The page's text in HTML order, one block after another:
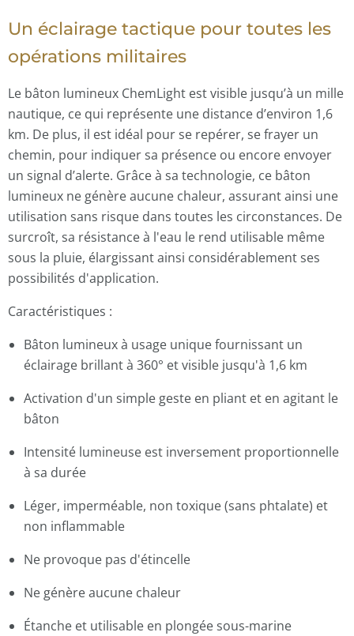
Un éclairage tactique pour toutes les
opérations militaires
Le bâton lumineux ChemLight est visible jusqu’à un mille
nautique, ce qui représente une distance d’environ 1,6
km. De plus, il est idéal pour se repérer, se frayer un
chemin, pour indiquer sa présence ou encore envoyer
un signal d’alerte. Grâce à sa technologie, ce bâton
lumineux ne génère aucune chaleur, assurant ainsi une
utilisation sans risque dans toutes les circonstances. De
surcroît, sa résistance à l'eau le rend utilisable même
sous la pluie, élargissant ainsi considérablement ses
possibilités d'application.
Caractéristiques :
Bâton lumineux à usage unique fournissant un
éclairage brillant à 360° et visible jusqu'à 1,6 km
Activation d'un simple geste en pliant et en agitant le
bâton
Intensité lumineuse est inversement proportionnelle
à sa durée
Léger, imperméable, non toxique (sans phtalate) et
non inflammable
Ne provoque pas d'étincelle
Ne génère aucune chaleur
Étanche et utilisable en plongée sous-marine